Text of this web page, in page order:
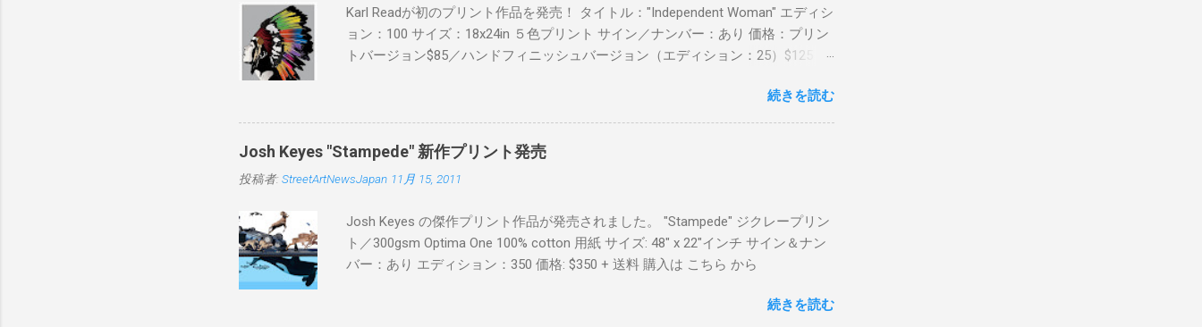
Karl Readが初のプリント作品を発売！ タイトル："Independent Woman" エディシ
ョン：100 サイズ：18x24in ５色プリント サイン／ナンバー：あり 価格：プリン
トバージョン$85／ハンドフィニッシュバージョン（エディション：25）$125 購
続きを読む
Josh Keyes "Stampede" 新作プリント発売
投稿者: StreetArtNewsJapan 11月 15, 2011
Josh Keyes の傑作プリント作品が発売されました。 "Stampede" ジクレープリン
ト／300gsm Optima One 100% cotton 用紙 サイズ: 48" x 22"インチ サイン＆ナン
バー：あり エディション：350 価格: $350 + 送料 購入は こちら から
続きを読む